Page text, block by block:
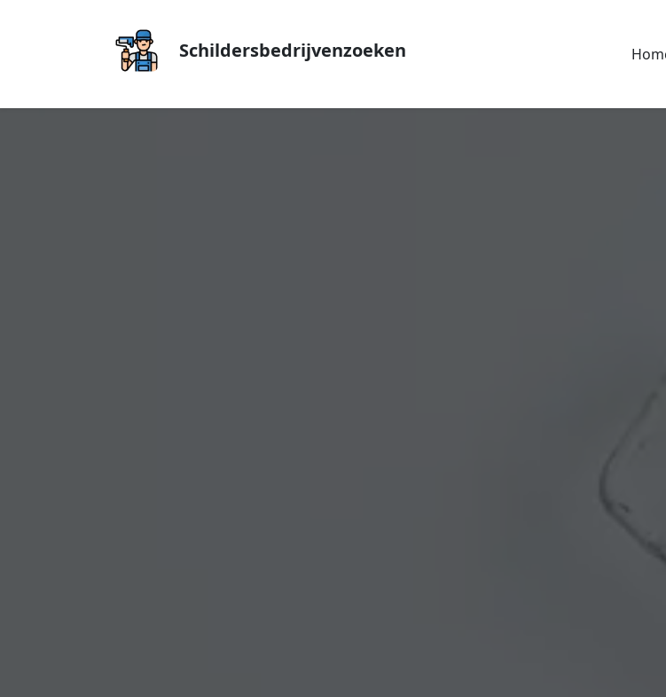
Schildersbedrijvenzoeken